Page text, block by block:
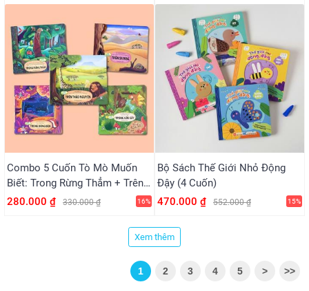
Combo 5 Cuốn Tò Mò Muốn
Biết: Trong Rừng Thẳm + Trên
Sa Mạc + Trên Thảo Nguyên +
280.000 ₫ 330.000 ₫ 16%
Bộ Sách Thế Giới Nhỏ Động
Đậy (4 Cuốn)
470.000 ₫
552.000 ₫ 15%
Xem thêm
1 2 3 4 5 > >>